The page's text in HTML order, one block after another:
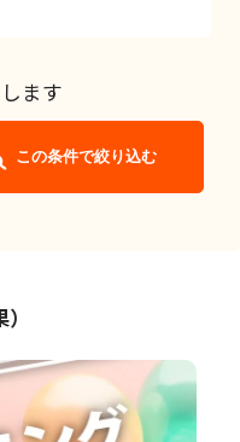
ます
この条件で絞り込む